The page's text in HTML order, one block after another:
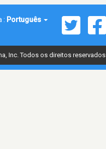
: Português
Inc. Todos os direitos reservados